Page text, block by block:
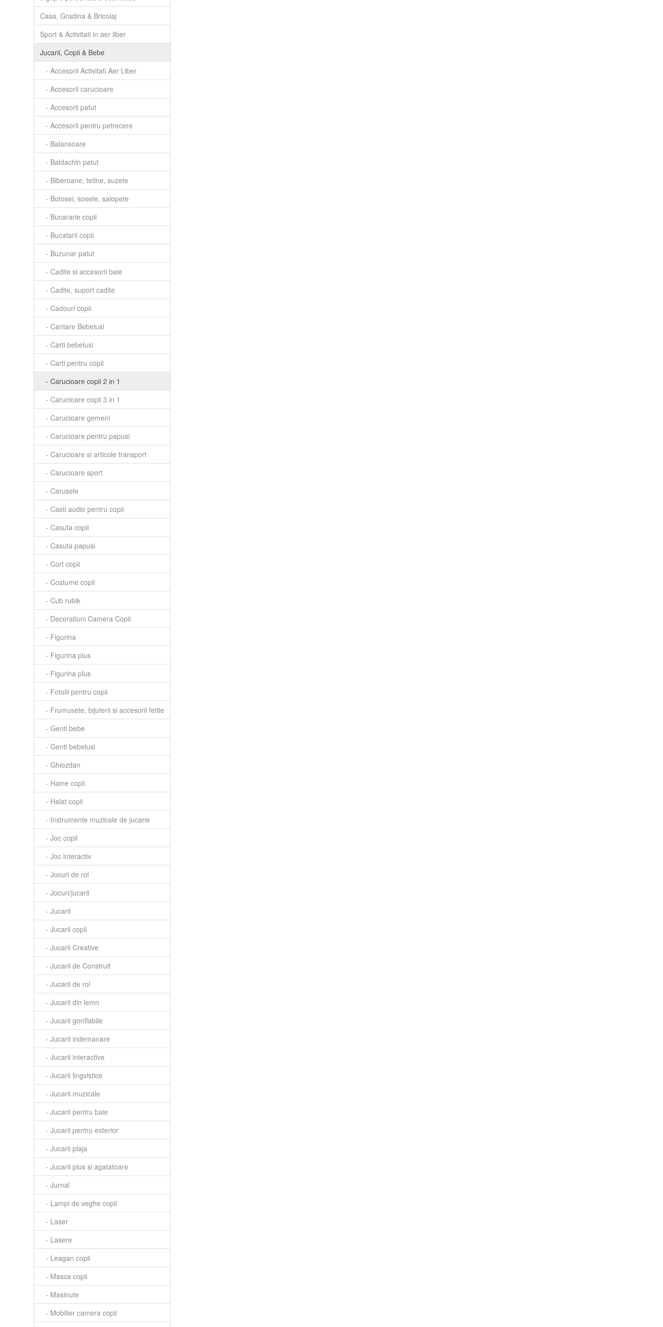
Casa, Gradina & Bricolaj
Sport & Activitati in aer liber
Jucarii, Copii & Bebe
- Accesorii Activitati Aer Liber
- Accesorii carucioare
- Accesorii patut
- Accesorii pentru petrecere
- Balansoare
- Baldachin patut
- Biberoane, tetine, suzete
- Botosei, sosete, salopete
- Bucararie copii
- Bucatarii copii
- Buzunar patut
- Cadite si accesorii baie
- Cadite, suport cadite
- Cadouri copii
- Cantare Bebelusi
- Carti bebelusi
- Carti pentru copii
- Carucioare copii 2 in 1
- Carucioare copii 3 in 1
- Carucioare gemeni
- Carucioare pentru papusi
- Carucioare si articole transport
- Carucioare sport
- Carusele
- Casti audio pentru copii
- Casuta copii
- Casuta papusi
- Cort copii
- Costume copii
- Cub rubik
- Decoratiuni Camera Copii
- Figurina
- Figurina plus
- Figurina plus
- Fotolii pentru copii
- Frumusete, bijuterii si accesorii fetite
- Genti bebe
- Genti bebelusi
- Ghiozdan
- Haine copii
- Halat copii
- Instrumente muzicale de jucarie
- Joc copii
- Joc interactiv
- Jocuri de rol
- Jocuri/jucarii
- Jucarii
- Jucarii copii
- Jucarii Creative
- Jucarii de Construit
- Jucarii de rol
- Jucarii din lemn
- Jucarii gonflabile
- Jucarii indemanare
- Jucarii interactive
- Jucarii lingvistice
- Jucarii muzicale
- Jucarii pentru baie
- Jucarii pentru exterior
- Jucarii plaja
- Jucarii plus si agatatoare
- Jurnal
- Lampi de veghe copii
- Laser
- Lasere
- Leagan copii
- Masca copii
- Masinute
- Mobilier camera copii